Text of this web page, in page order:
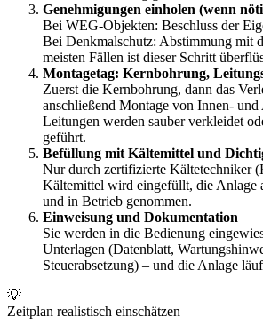
Genehmigungen einholen (wenn
Bei WEG-Objekten: Beschluss der
Bei Denkmalschutz: Abstimmung mit
meisten Fällen ist dieser Schritt
Montagetag: Kernbohrung,
Zuerst die Kernbohrung, dann das
anschließend Montage von Innen-
Leitungen werden sauber verkleidet
geführt.
Befüllung mit Kältemittel und
Nur durch zertifizierte Kältetechniker
Kältemittel wird eingefüllt, die Anlage
und in Betrieb genommen.
Einweisung und Dokumentation
Sie werden in die Bedienung
Unterlagen (Datenblatt,
Steuerabsetzung) – und die Anlage
💡
Zeitplan realistisch einschätzen